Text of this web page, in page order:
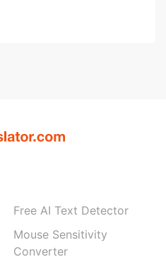
Free AI Text Detector
Mouse Sensitivity
Converter